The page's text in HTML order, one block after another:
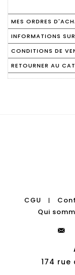
MES ORDRES
INFORMATIONS
CONDITIONS DE
RETOURNER AU
CGU |
Qui
174 rue